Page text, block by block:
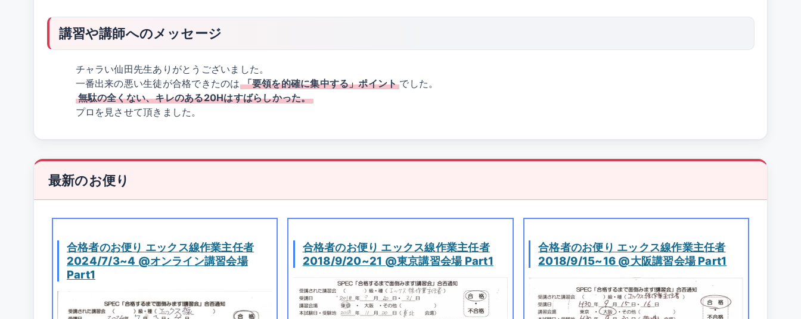
講習や講師へのメッセージ
チャラい仙田先生ありがとうございました。
一番出来の悪い生徒が合格できたのは 「要領を的確に集中する」ポイント でした。
無駄の全くない、キレのある20Hはすばらしかった。
プロを見させて頂きました。
最新のお便り
合格者のお便り エックス線作業主任者
2024/7/3~4 @オンライン講習会場
Part1
合格者のお便り エックス線作業主任者
2018/9/20~21 @東京講習会場 Part1
合格者のお便り エックス線作業主任者
2018/9/15~16 @大阪講習会場 Part1